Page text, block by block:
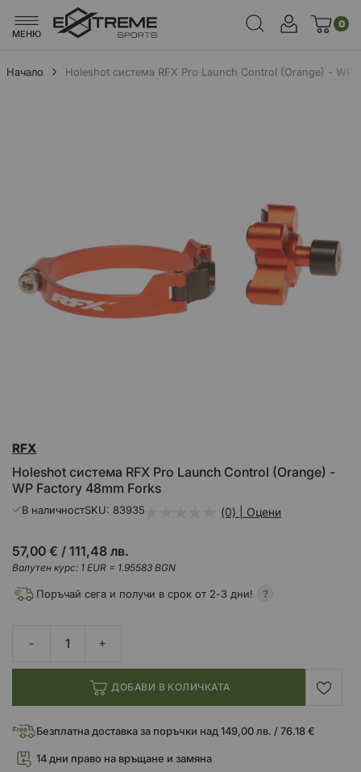
МЕНЮ
0
Начало
Holeshot система RFX Pro Launch Control (Orange) - WP
към
на
галерия
със
Holeshot система RFX Pro Launch Control (Orange) -
WP Factory 48mm Forks
RFX
В наличностSKU 83935 (0) | Оцени
57,00 € / 111,48 лв.
Валутен курс: 1 EUR = 1.95583 BGN
Поръчай сега и получи в срок от 2-3 дни!
ДОБАВИ В КОЛИЧКАТА
Безплатна доставка за поръчки над 149,00 лв. / 76.18 €
14 дни право на връщане и замяна